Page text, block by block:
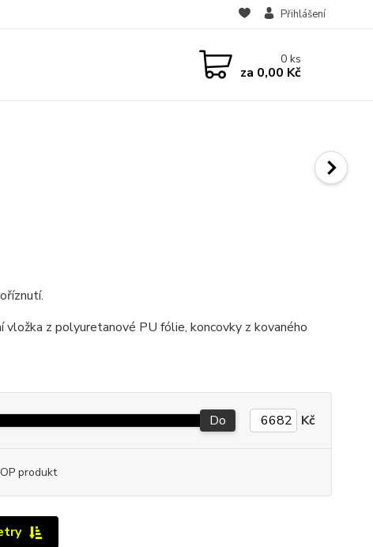
Přihlášení
0ks
za 0,00 Kč
z polyuretanové PU fólie, koncovky z kovaného
Do Kč
produkt